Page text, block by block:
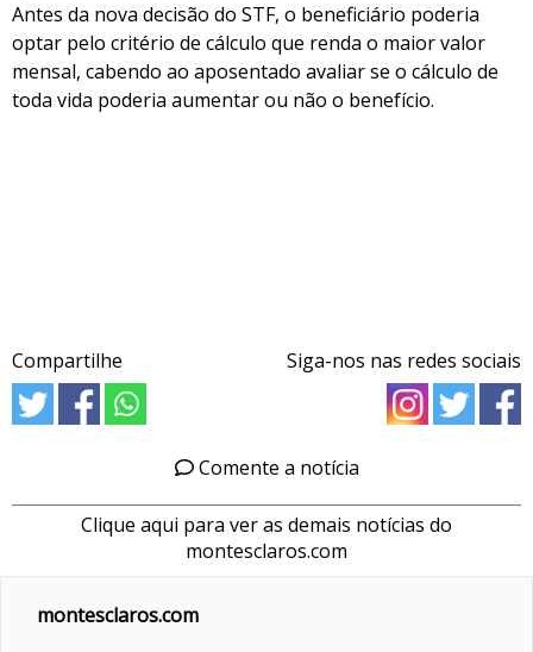
Antes da nova decisão do STF, o beneficiário poderia
optar pelo critério de cálculo que renda o maior valor
mensal, cabendo ao aposentado avaliar se o cálculo de
toda vida poderia aumentar ou não o benefício.
Compartilhe Siga-nos nas redes sociais
Comente a notícia
Clique aqui para ver as demais notícias do
montesclaros.com
montesclaros.com